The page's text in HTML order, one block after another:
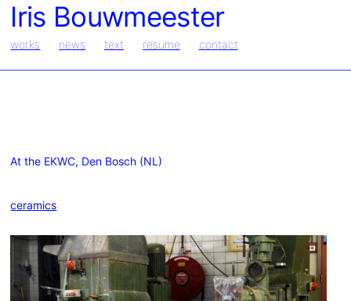
Iris Bouwmeester
works news text resume contact
At the EKWC, Den Bosch (NL)
ceramics